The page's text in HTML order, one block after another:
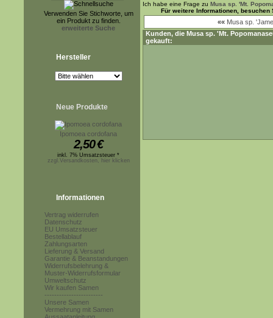
Verwenden Sie Stichworte, um
ein Produkt zu finden.
erweiterte Suche
Hersteller
Neue Produkte
Ipomoea cordofana
2,50€
inkl. 7% Umsatzsteuer *
zzgl.Versandkosten, hier klicken
Informationen
Vertrag widerrufen
Datenschutz
EU Umsatzsteuer
Bestellablauf
Zahlungsarten
Lieferung & Versand
Garantie & Beanstandungen
Widerrufsbelehrung &
Muster-Widerrufsformular
Umweltschutz
Wir kaufen Samen
------------------------
Unsere Samen
Vermehrung mit Samen
Ich habe eine Frage zu Musa sp. 'Mt.
Für weitere Informationen, besuchen
«« Musa sp.
Kunden, die Musa sp. 'Mt.
gekauft: